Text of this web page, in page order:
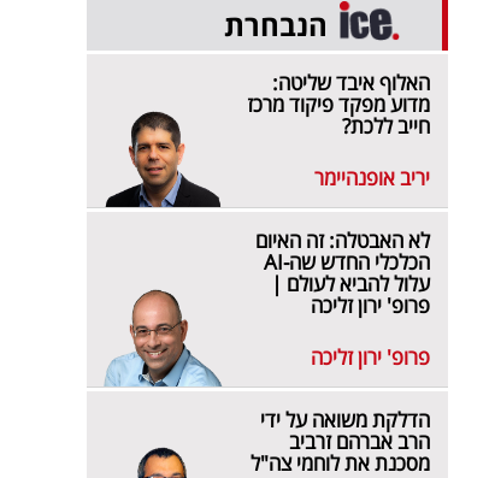
הנבחרת
האלוף איבד שליטה:
מדוע מפקד פיקוד מרכז
חייב ללכת?
יריב אופנהיימר
לא האבטלה: זה האיום
הכלכלי החדש שה-AI
עלול להביא לעולם |
פרופ' ירון זליכה
פרופ' ירון זליכה
הדלקת משואה על ידי
הרב אברהם זרביב
מסכנת את לוחמי צה"ל